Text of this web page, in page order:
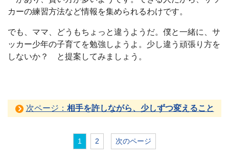
カーの練習方法など情報を集められるわけです。
でも、ママ、どうもちょっと違うようだ。僕と一緒に、サ
ッカー少年の子育てを勉強しようよ。少し違う頑張り方を
しないか？ と提案してみましょう。
次ページ： 相手を許しながら、少しずつ変えること
1 2 次のページ